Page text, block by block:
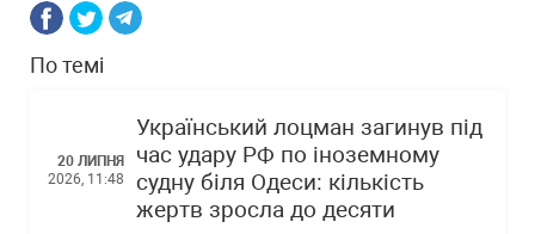
По темі
20 ЛИПНЯ
2026, 11:48
Український лоцман загинув під
час удару РФ по іноземному
судну біля Одеси: кількість
жертв зросла до десяти